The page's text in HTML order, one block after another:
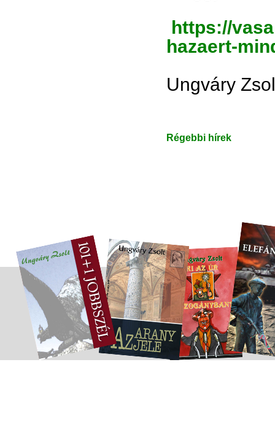
https://
hazaert-
Ungváry
Régebbi hírek